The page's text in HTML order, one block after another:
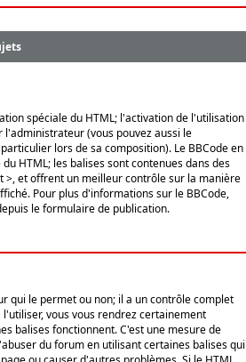
spéciale du HTML; l'activation de l'utilisation
l'administrateur (vous pouvez aussi le
lors de sa composition). Le BBCode en
HTML; les balises sont contenues dans des
>, et offrent un meilleur contrôle sur la manière
Pour plus d'informations sur le BBCode,
le formulaire de publication.
qui le permet ou non; il a un contrôle complet
l'utiliser, vous vous rendrez certainement
balises fonctionnent. C'est une mesure de
du forum en utilisant certaines balises qui